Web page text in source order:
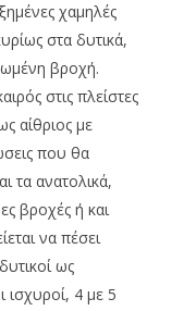
χαμηλές
στα δυτικά,
βροχή.
στις πλείστες
αίθριος με
που θα
τα ανατολικά,
βροχές ή και
να πέσει
ως
ισχυροί, 4 με 5